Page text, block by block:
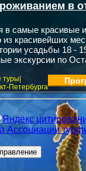
в
в самые красивые
красивейших
усадьбы 18 -
экскурсии по
Петербурга